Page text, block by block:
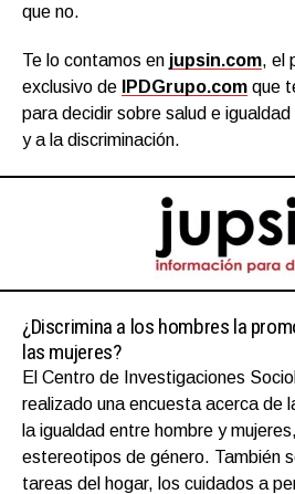
que no.
Te lo contamos en jupsin.com, el
exclusivo de
IPDGrupo.com que
para decidir sobre salud e
y a la discriminación.
¿Discrimina a los hombres la
las mujeres?
El Centro de Investigaciones
realizado una encuesta acerca de
la igualdad entre hombre y
estereotipos de género. También
tareas del hogar, los cuidados a